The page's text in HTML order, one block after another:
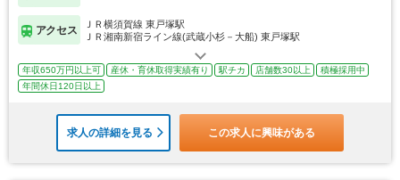
アクセス
ＪＲ横須賀線 東戸塚駅
ＪＲ湘南新宿ライン線(武蔵小杉－大船) 東戸塚駅
年収650万円以上可 産休・育休取得実績有り 駅チカ 店舗数30以上
積極採用中
年間休日120日以上
求人の詳細を見る この求人に興味がある